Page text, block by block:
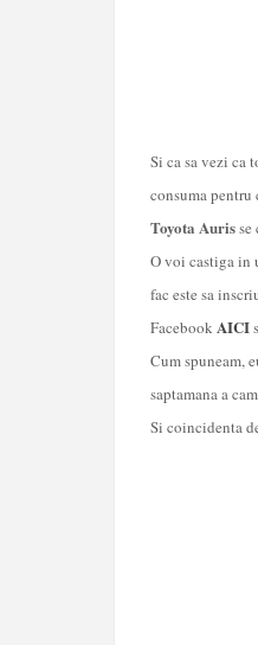
Si ca sa vezi ca
consuma pentru
Toyota Aurisse
O voi castiga in
fac este sa
FacebookAICI
Cum spuneam,
saptamana a
Si coincidenta